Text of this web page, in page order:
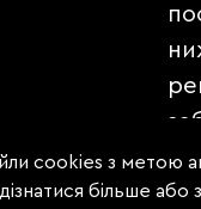
cookies з метою
більше